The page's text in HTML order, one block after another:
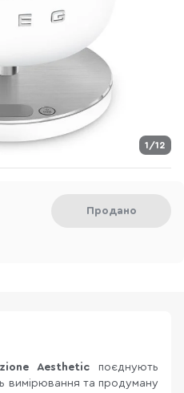
1/12
Продано
Aesthetic поєднують
вимірювання та продуману